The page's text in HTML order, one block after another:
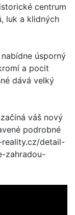
centrum
luk a klidných
úsporný
a pocit
dává velký
váš nový
podrobné
detail-
zahradou-